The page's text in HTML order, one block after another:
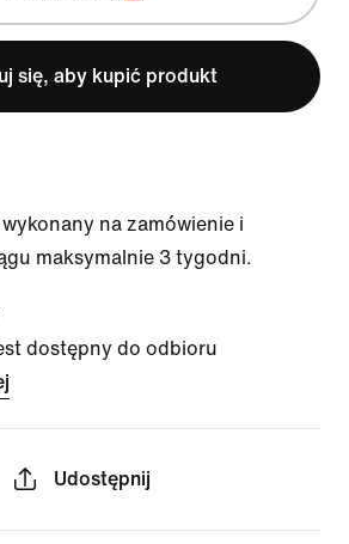
się, aby kupić produkt
na zamówienie i
maksymalnie 3 tygodni.
dostępny do odbioru
Udostępnij